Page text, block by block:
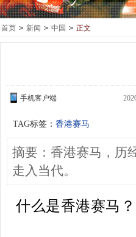
首页 > 新闻 > 中国 > 正文
手机客户端
TAG标签： 香港赛马
摘要：香港赛马，历
走入当代。
什么是香港赛马？